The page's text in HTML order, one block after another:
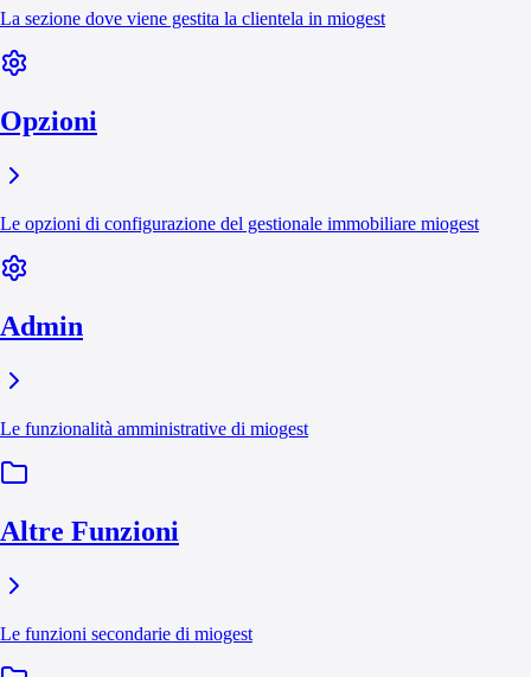
La sezione dove viene gestita la clientela in miogest
Opzioni
Le opzioni di configurazione del gestionale immobiliare miogest
Admin
Le funzionalità amministrative di miogest
Altre Funzioni
Le funzioni secondarie di miogest